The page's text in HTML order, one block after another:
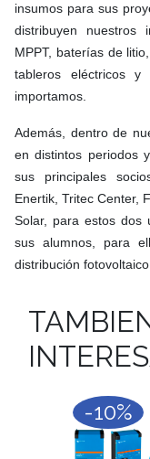
insumos para sus
distribuyen nuestros
MPPT, baterías de
tableros eléctricos y
importamos.
Además, dentro de
en distintos periodos
sus principales
Enertik, Tritec Center,
Solar, para estos dos
sus alumnos, para
distribución
-10%